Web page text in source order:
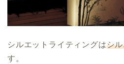
シルエットライティングはシ
す。